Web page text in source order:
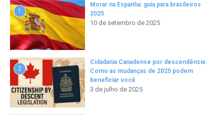
1
Morar na Espanha: guia para brasileiros
2025
10 de setembro de 2025
2
Cidadania Canadense por descendência:
Como as mudanças de 2025 podem
beneficiar você
3 de julho de 2025